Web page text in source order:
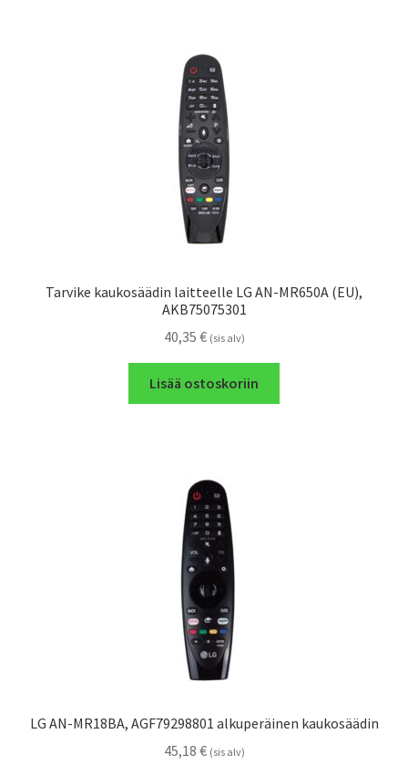
Tarvike kaukosäädin laitteelle LG AN-MR650A (EU),
AKB75075301
40,35 € (sis alv)
Lisää ostoskoriin
LG AN-MR18BA, AGF79298801 alkuperäinen kaukosäädin
45,18 € (sis alv)